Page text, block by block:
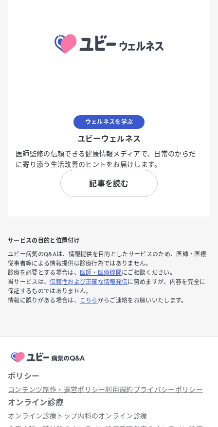
ウェルネスを学ぶ
ユビーウェルネス
医師監修の信頼できる健康情報メディアで、日常のからだ
に寄り添う生活改善のヒントをお届けします。
記事を読む
サービスの目的と位置付け
ユビー病気のQ&Aは、情報提供を目的としたサービスのため、医師・医療
従事者等による情報提供は診療行為ではありません。
診療を必要とする場合は、
医師・医療機関 にご相談ください。
当サービスは、信頼性および正確な情報発信に努めますが、内容を完全に
保証するものではありません。
情報に誤りがある場合は、
こちら からご連絡をお願いいたします。
ポリシー
コンテンツ制作・運営ポリシー利用規約プライバシーポリシー
オンライン診療
オンライン診療トップ内科のオンライン診療